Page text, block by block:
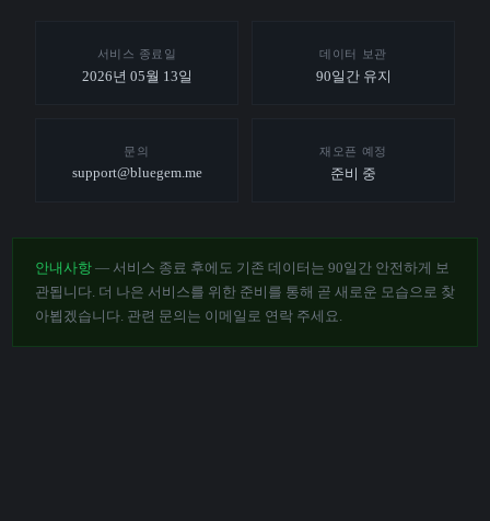
서비스 종료일
2026년 05월 13일
데이터 보관
90일간 유지
문의
support@bluegem.me
재오픈 예정
준비 중
안내사항 — 서비스 종료 후에도 기존 데이터는 90일간 안전하게 보
관됩니다. 더 나은 서비스를 위한 준비를 통해 곧 새로운 모습으로 찾
아뵙겠습니다. 관련 문의는 이메일로 연락 주세요.